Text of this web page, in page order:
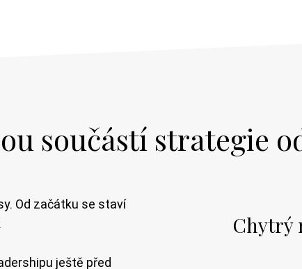
součástí strategie
Chytrý
Od začátku se staví
ještě před